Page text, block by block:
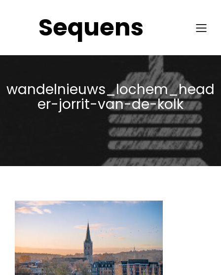
Sequens
wandelnieuws_lochem_head
er-jorrit-van-de-kolk